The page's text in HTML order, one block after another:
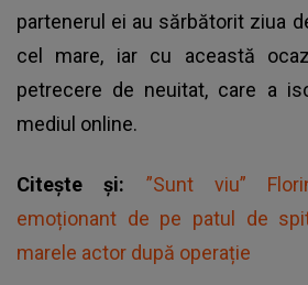
partenerul ei au sărbătorit ziua
cel mare, iar cu această
petrecere de neuitat, care a
mediul online.
Citește și: ”Sunt viu”
emoționant de pe patul de
marele actor după operație